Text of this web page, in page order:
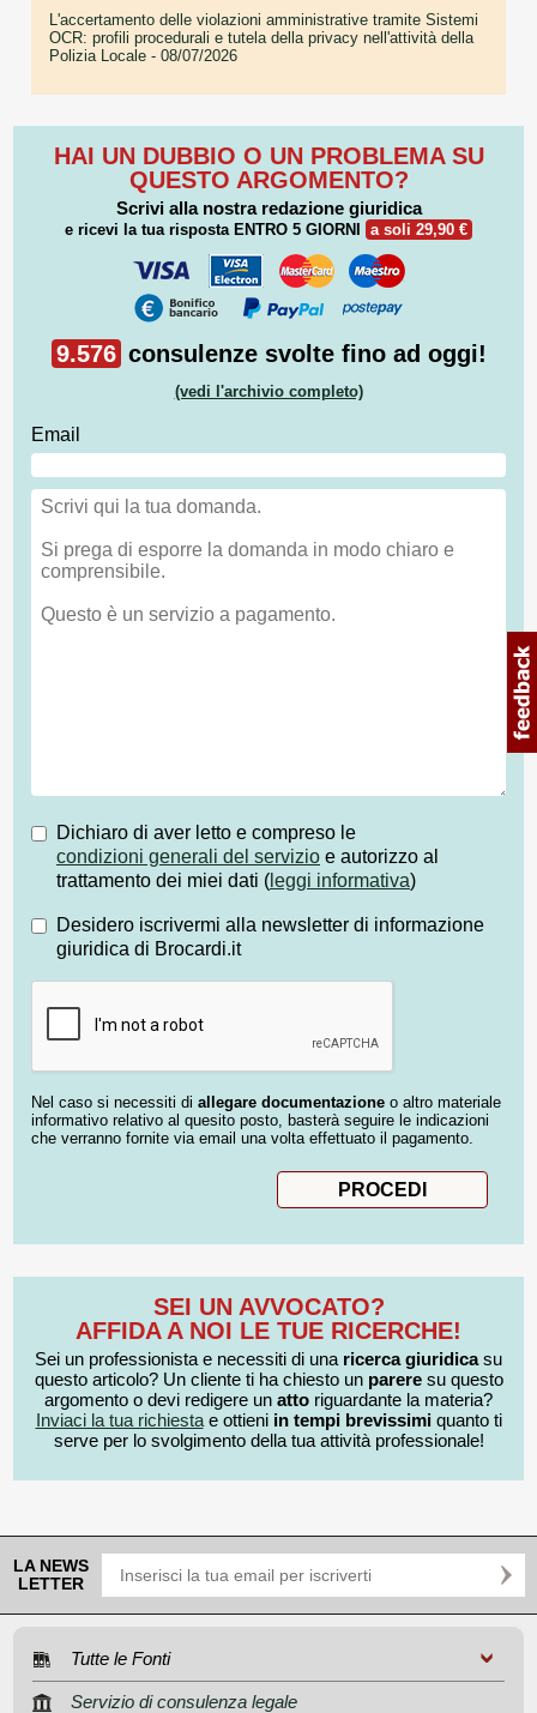
L'accertamento delle violazioni amministrative tramite Sistemi
OCR: profili procedurali e tutela della privacy nell'attività della
Polizia Locale - 08/07/2026
HAI UN DUBBIO O UN PROBLEMA SU
QUESTO ARGOMENTO?
Scrivi alla nostra redazione giuridica
e ricevi la tua risposta ENTRO 5 GIORNI a soli 29,90 €
9.576 consulenze svolte fino ad oggi!
(vedi l'archivio completo)
Email
Dichiaro di aver letto e compreso le
condizioni generali del servizio e autorizzo al
trattamento dei miei dati ( leggi informativa)
Desidero iscrivermi alla newsletter di informazione
giuridica di Brocardi.it
Nel caso si necessiti di allegare documentazione o altro materiale
informativo relativo al quesito posto, basterà seguire le indicazioni
che verranno fornite via email una volta effettuato il pagamento.
SEI UN AVVOCATO?
AFFIDA A NOI LE TUE RICERCHE!
Sei un professionista e necessiti di una ricerca giuridicasu
questo articolo? Un cliente ti ha chiesto un pareresu questo
argomento o devi redigere un atto riguardante la materia?
Inviaci la tua richiestae ottieni in tempi brevissimiquanto ti
serve per lo svolgimento della tua attività professionale!
LA NEWS
LETTER
Tutte le Fonti
Servizio di consulenza legale